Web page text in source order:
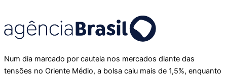
Num dia marcado por cautela nos mercados diante das
tensões no Oriente Médio, a bolsa caiu mais de 1,5%, enquanto